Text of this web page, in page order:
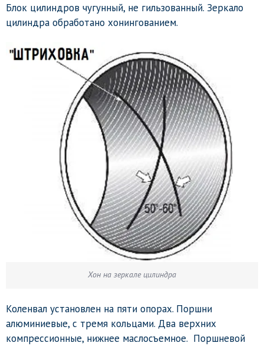
Блок цилиндров чугунный, не гильзованный. Зеркало
цилиндра обработано хонингованием.
Хон на зеркале цилиндра
Коленвал установлен на пяти опорах. Поршни
алюминиевые, с тремя кольцами. Два верхних
компрессионные, нижнее маслосъемное. Поршневой